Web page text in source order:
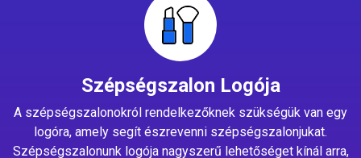
Szépségszalon Logója
A szépségszalonokról rendelkezőknek szükségük van egy
logóra, amely segít észrevenni szépségszalonjukat.
Szépségszalonunk logója nagyszerű lehetőséget kínál arra,